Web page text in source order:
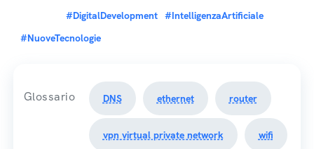
#DigitalDevelopment #IntelligenzaArtificiale
#NuoveTecnologie
Glossario DNS ethernet router
vpn virtual private network wifi